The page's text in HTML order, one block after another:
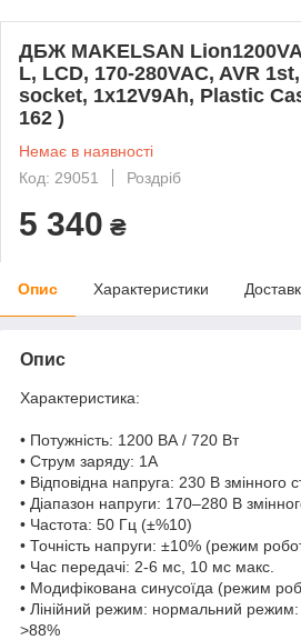
ДБЖ MAKELSAN
L, LCD, 170-280VAC, AVR
socket, 1x12V9Ah, Plastic
162 )
Немає в наявності
Код: 29051
Роздріб
5 340 ₴
Опис Характеристики
Опис
Характеристика:
• Потужність: 1200 ВА / 720 Вт
• Струм заряду: 1А
• Відповідна напруга: 230 В змінного
• Діапазон напруги: 170–280 В
• Частота: 50 Гц (±%10)
• Точність напруги: ±10% (режим
• Час передачі: 2-6 мс, 10 мс макс.
• Модифікована синусоїда (режим
• Лінійний режим: нормальний
>88%